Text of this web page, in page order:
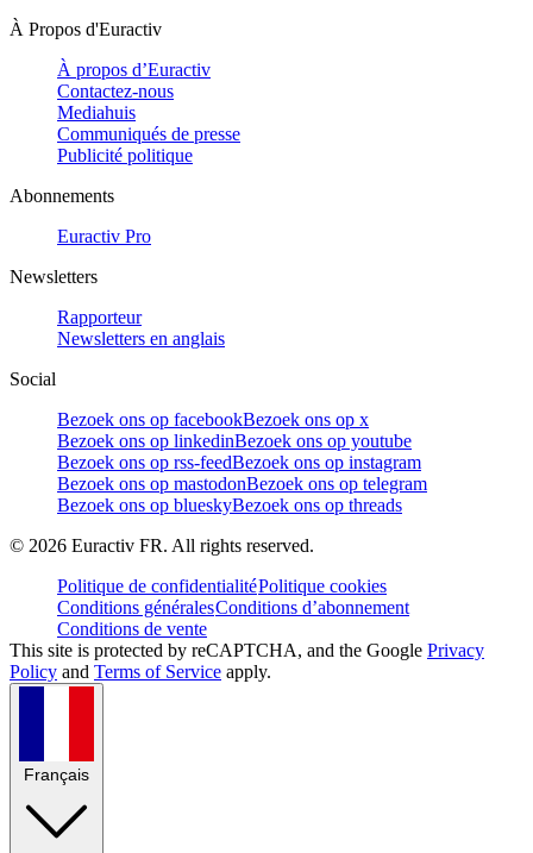
À Propos d'Euractiv
À propos d’Euractiv
Contactez-nous
Mediahuis
Communiqués de presse
Publicité politique
Abonnements
Euractiv Pro
Newsletters
Rapporteur
Newsletters en anglais
Social
Bezoek ons op facebookBezoek ons op x
Bezoek ons op linkedinBezoek ons op youtube
Bezoek ons op rss-feedBezoek ons op instagram
Bezoek ons op mastodonBezoek ons op telegram
Bezoek ons op blueskyBezoek ons op threads
© 2026 Euractiv FR. All rights reserved.
Politique de confidentialitéPolitique cookies
Conditions généralesConditions d’abonnement
Conditions de vente
This site is protected by reCAPTCHA, and the Google Privacy
Policy and Terms of Service apply.
Français